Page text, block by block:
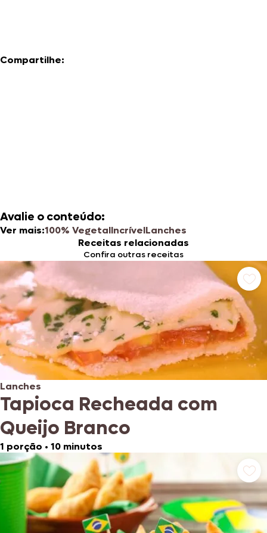
Compartilhe:
Avalie o conteúdo:
Ver mais:100% VegetalIncrívelLanches
Receitas relacionadas
Confira outras receitas
Lanches
Tapioca Recheada com
Queijo Branco
1 porção • 10 minutos